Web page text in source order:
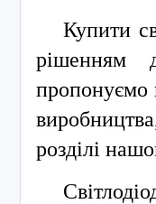
Купити
рішенням
пропонуємо
розділі